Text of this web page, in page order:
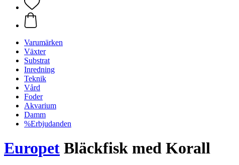
Varumärken
Växter
Substrat
Inredning
Teknik
Vård
Foder
Akvarium
Damm
%Erbjudanden
Europet Bläckfisk med Korall